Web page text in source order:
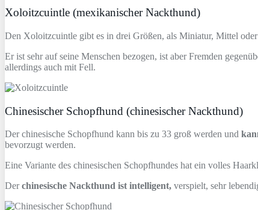
Xoloitzcuintle (mexikanischer Nackthund)
Den Xoloitzcuintle gibt es in drei Größen, als Miniatur, Mittel oder
Er ist sehr auf seine Menschen bezogen, ist aber Fremden
allerdings auch mit Fell.
Chinesischer Schopfhund (chinesischer Nackthund)
Der chinesische Schopfhund kann bis zu 33 groß werden und
bevorzugt werden.
Eine Variante des chinesischen Schopfhundes hat ein volles
Derchinesische Nackthund ist intelligent, verspielt, sehr